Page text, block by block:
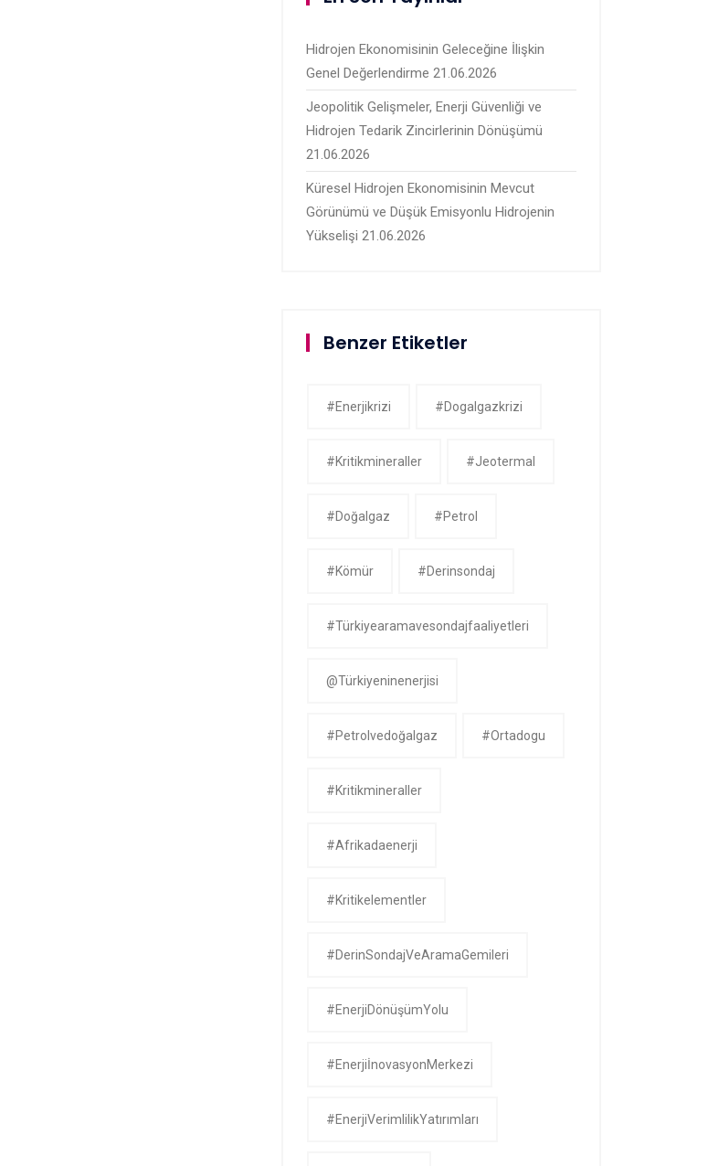
Hidrojen Ekonomisinin Geleceğine İlişkin
Genel Değerlendirme 21.06.2026
Jeopolitik Gelişmeler, Enerji Güvenliği ve
Hidrojen Tedarik Zincirlerinin Dönüşümü
21.06.2026
Küresel Hidrojen Ekonomisinin Mevcut
Görünümü ve Düşük Emisyonlu Hidrojenin
Yükselişi 21.06.2026
Benzer Etiketler
#enerjikrizi #dogalgazkrizi
#kritikmineraller #jeotermal
#doğalgaz #petrol
#kömür #derinsondaj
#Türkiyearamavesondajfaaliyetleri
@Türkiyeninenerjisi
#petrolvedoğalgaz #ortadogu
#kritikmineraller
#afrikadaenerji
#kritikelementler
#DerinSondajVeAramaGemileri
#EnerjiDönüşümYolu
#EnerjiİnovasyonMerkezi
#EnerjiVerimlilikYatırımları